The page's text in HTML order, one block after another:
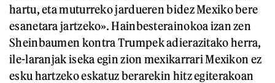
hartu, eta muturreko jardueren bidez Mexiko bere
esanetara jartzeko». Hainbesterainokoa izan zen
Sheinbaumen kontra Trumpek adierazitako herra,
ile-laranjak iseka egin zion mexikarrari Mexikon ez
esku hartzeko eskatuz berarekin hitz egiterakoan